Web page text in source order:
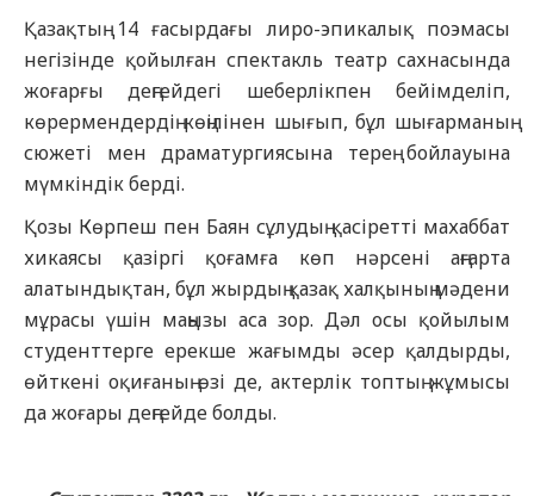
Қазақтың 14 ғасырдағы лиро-эпикалық поэмасы
негізінде қойылған спектакль театр сахнасында
жоғарғы деңгейдегі шеберлікпен бейімделіп,
көрермендердің көңілінен шығып, бұл шығарманың
сюжеті мен драматургиясына терең бойлауына
мүмкіндік берді.
Қозы Көрпеш пен Баян сұлудың қасіретті махаббат
хикаясы қазіргі қоғамға көп нәрсені аңғарта
алатындықтан, бұл жырдың қазақ халқының мәдени
мұрасы үшін маңызы аса зор. Дәл осы қойылым
студенттерге ерекше жағымды әсер қалдырды,
өйткені оқиғаның өзі де, актерлік топтың жұмысы
да жоғары деңгейде болды.